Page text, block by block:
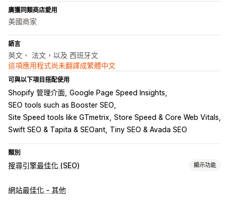
廣獲同類商店愛用
美國商家
語言
英文、 法文，以及 西班牙文
這項應用程式尚未翻譯成繁體中文
可與以下項目搭配使用
Shopify 管理介面 Google Page Speed Insights
SEO tools such as Booster SEO
Site Speed tools like GTmetrix Store Speed & Core Web Vitals
Swift SEO & Tapita & SEOant Tiny SEO & Avada SEO
類別
搜尋引擎最佳化 (SEO) 顯示功能
搜尋引擎最佳化 (SEO) 工具
網站最佳化 - 其他